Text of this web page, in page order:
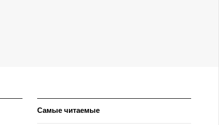
Самые читаемые